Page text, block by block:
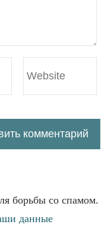
борьбы со спамом.
данные